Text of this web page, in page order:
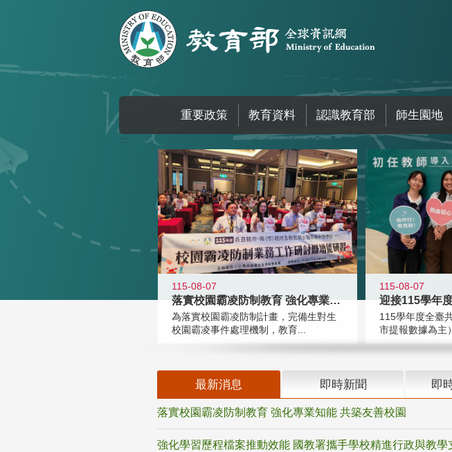
重要政策 教育資料 認識教育部 師生園地
:::
115-08-07
落實校園霸凌防制教育 強化專業知能
為落實校園霸凌防制計畫，完備生對生
校園霸凌事件處理機制，教育...
115-08-07
115學年度全臺
市提報數據為主
最新消息 即時新聞 即
落實校園霸凌防制教育 強化專業知能 共築友善校園
強化學習歷程檔案推動效能 國教署攜手學校精進行政與教學